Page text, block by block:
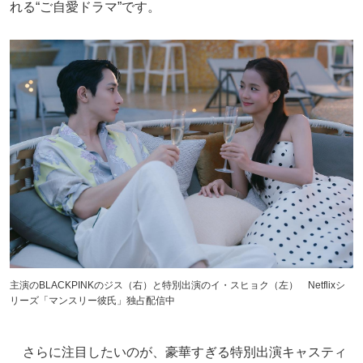
れる“ご自愛ドラマ”です。
主演のBLACKPINKのジス（右）と特別出演のイ・スヒョク（左） Netflixシ
リーズ「マンスリー彼氏」独占配信中
さらに注目したいのが、豪華すぎる特別出演キャスティ